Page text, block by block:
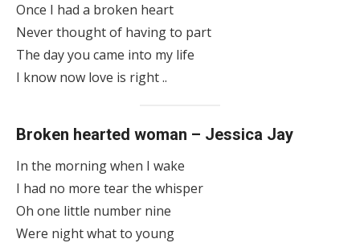
Once I had a broken heart
Never thought of having to part
The day you came into my life
I know now love is right ..
Broken hearted woman – Jessica Jay
In the morning when I wake
I had no more tear the whisper
Oh one little number nine
Were night what to young